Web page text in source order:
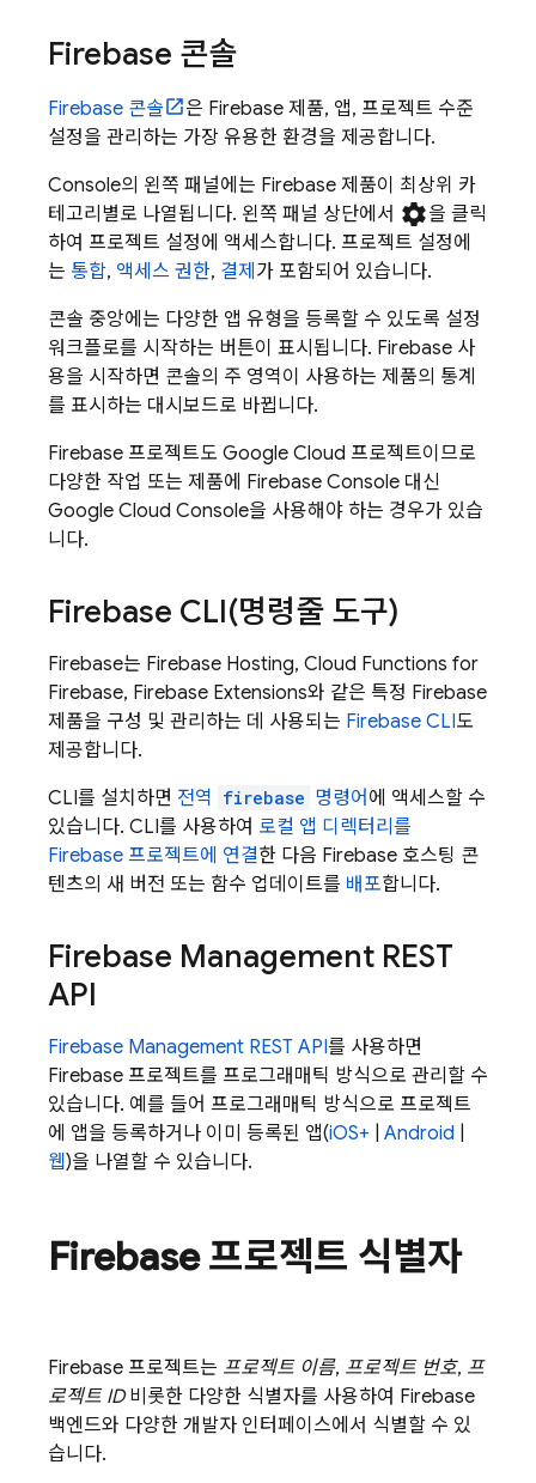
Firebase 콘솔
Firebase 콘솔
은 Firebase 제품, 앱, 프로젝트 수준
설정을 관리하는 가장 유용한 환경을 제공합니다.
Console의 왼쪽 패널에는 Firebase 제품이 최상위 카
테고리별로 나열됩니다. 왼쪽 패널 상단에서 settings을 클릭
하여 프로젝트 설정에 액세스합니다. 프로젝트 설정에
는 통합, 액세스 권한, 결제 가 포함되어 있습니다.
콘솔 중앙에는 다양한 앱 유형을 등록할 수 있도록 설정
워크플로를 시작하는 버튼이 표시됩니다. Firebase 사
용을 시작하면 콘솔의 주 영역이 사용하는 제품의 통계
를 표시하는 대시보드로 바뀝니다.
Firebase 프로젝트도 Google Cloud 프로젝트이므로
다양한 작업 또는 제품에 Firebase Console 대신
Google Cloud Console을 사용해야 하는 경우가 있습
니다.
Firebase CLI(명령줄 도구)
Firebase는 Firebase Hosting, Cloud Functions for
Firebase, Firebase Extensions와 같은 특정 Firebase
제품을 구성 및 관리하는 데 사용되는 Firebase CLI도
제공합니다.
CLI를 설치하면 전역 firebase 명령어 에 액세스할 수
있습니다. CLI를 사용하여 로컬 앱 디렉터리를
Firebase 프로젝트에 연결한 다음 Firebase 호스팅 콘
텐츠의 새 버전 또는 함수 업데이트를 배포합니다.
Firebase Management REST
API
Firebase Management REST API를 사용하면
Firebase 프로젝트를 프로그래매틱 방식으로 관리할 수
있습니다. 예를 들어 프로그래매틱 방식으로 프로젝트
에 앱을 등록하거나 이미 등록된 앱(iOS+ Android
웹)을 나열할 수 있습니다.
Firebase 프로젝트 식별자
Firebase 프로젝트는 프로젝트 이름, 프로젝트 번호, 프
로젝트 ID비롯한 다양한 식별자를 사용하여 Firebase
백엔드와 다양한 개발자 인터페이스에서 식별할 수 있
습니다.